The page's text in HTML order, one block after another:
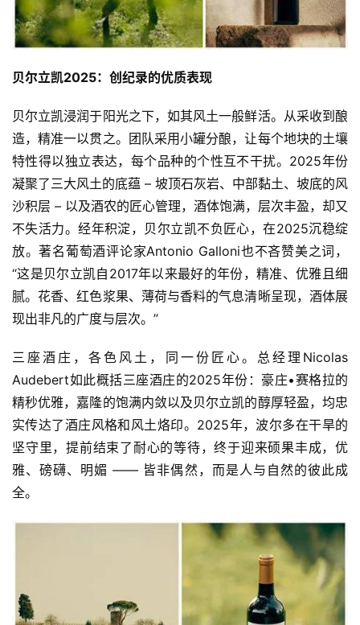
页
司
深
度
人
物
酒
观
活
动
态
视
频
登录 注册
贝尔立凯2025：创纪录的优质表现
贝尔立凯浸润于阳光之下，如其风土一般鲜活。从采收到酿
造，精准一以贯之。团队采用小罐分酿，让每个地块的土壤
特性得以独立表达，每个品种的个性互不干扰。2025年份
凝聚了三大风土的底蕴 – 坡顶石灰岩、中部黏土、坡底的风
沙积层 – 以及酒农的匠心管理，酒体饱满，层次丰盈，却又
不失活力。经年积淀，贝尔立凯不负匠心，在2025沉稳绽
放。著名葡萄酒评论家Antonio Galloni也不吝赞美之词，
“这是贝尔立凯自2017年以来最好的年份，精准、优雅且细
腻。花香、红色浆果、薄荷与香料的气息清晰呈现，酒体展
现出非凡的广度与层次。”
三座酒庄，各色风土，同一份匠心。总经理Nicolas
Audebert如此概括三座酒庄的2025年份：豪庄•赛格拉的
精秒优雅，嘉隆的饱满内敛以及贝尔立凯的醇厚轻盈，均忠
实传达了酒庄风格和风土烙印。2025年，波尔多在干旱的
坚守里，提前结束了耐心的等待，终于迎来硕果丰成，优
雅、磅礴、明媚 —— 皆非偶然，而是人与自然的彼此成
全。